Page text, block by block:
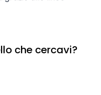
che cercavi?